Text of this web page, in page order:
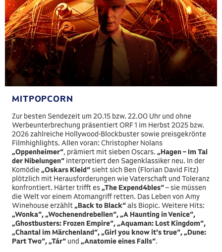
MITPOPCORN
Zur besten Sendezeit um 20.15 bzw. 22.00 Uhr und ohne
Werbeunterbrechung präsentiert ORF 1 im Herbst 2025 bzw.
2026 zahlreiche Hollywood-Blockbuster sowie preisgekrönte
Filmhighlights. Allen voran: Christopher Nolans
„Oppenheimer“, prämiert mit sieben Oscars.„Hagen – Im Tal
der Nibelungen“ interpretiert den Sagenklassiker neu. In der
Komödie„Oskars Kleid“sieht sich Ben (Florian David Fitz)
plötzlich mit Herausforderungen wie Vaterschaft und Toleranz
konfrontiert. Härter trifft es„The Expend4bles“– sie müssen
die Welt vor einem Atomangriff retten. Das Leben von Amy
Winehouse erzählt„Back to Black“als Biopic. Weitere Hits:
„Wonka“, „Wochenendrebellen“, „A Haunting in Venice“,
„Ghostbusters: Frozen Empire“, „Aquaman: Lost Kingdom“,
„Chantal im Märchenland“, „Girl you know it's true“, „Dune:
Part Two“, „Tár“ und„Anatomie eines Falls“.